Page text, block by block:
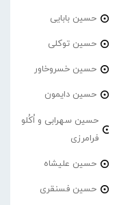
حسین بابایی
حسین توکلی
حسین خسروخاور
حسین دایمون
حسین سهرابی و اُکُلو
فرامرزی
حسین علیشاه
حسین فسنقری